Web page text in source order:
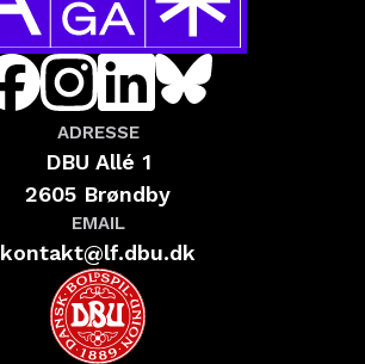
ADRESSE
DBU Allé 1
2605 Brøndby
EMAIL
kontakt@lf.dbu.dk